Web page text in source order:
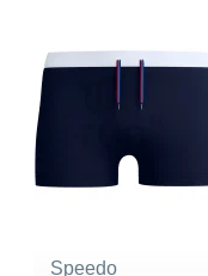
Speedo